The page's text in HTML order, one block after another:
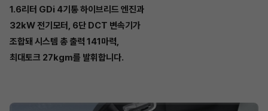
1.6리터 GDi 4기통 하이브리드 엔진과
32kW 전기모터, 6단 DCT 변속기가
조합돼 시스템 총 출력 141마력,
최대토크 27kgm를 발휘합니다.